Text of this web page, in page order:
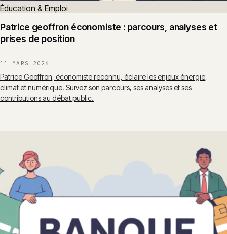
Éducation & Emploi
Patrice geoffron économiste : parcours, analyses et
prises de position
11 MARS 2026
Patrice Geoffron, économiste reconnu, éclaire les enjeux énergie,
climat et numérique. Suivez son parcours, ses analyses et ses
contributions au débat public.